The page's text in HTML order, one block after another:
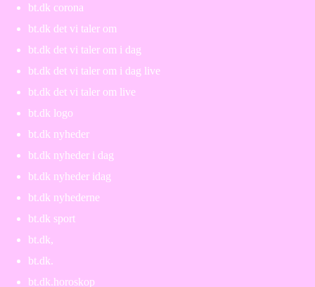
bt.dk corona
bt.dk det vi taler om
bt.dk det vi taler om i dag
bt.dk det vi taler om i dag live
bt.dk det vi taler om live
bt.dk logo
bt.dk nyheder
bt.dk nyheder i dag
bt.dk nyheder idag
bt.dk nyhederne
bt.dk sport
bt.dk,
bt.dk.
bt.dk.horoskop